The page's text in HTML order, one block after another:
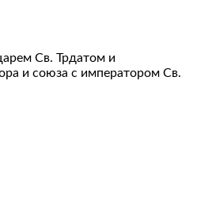
Св. Трдатом и
и союза с императором Св.